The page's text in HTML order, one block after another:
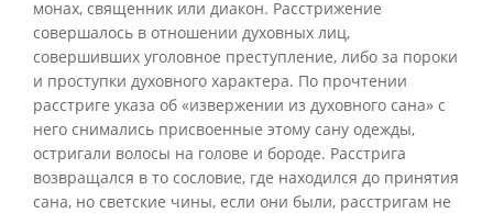
монах, священник или диакон. Расстрижение
совершалось в отношении духовных лиц,
совершивших уголовное преступление, либо за пороки
и проступки духовного характера. По прочтении
расстриге указа об «извержении из духовного сана» с
него снимались присвоенные этому сану одежды,
остригали волосы на голове и бороде. Расстрига
возвращался в то сословие, где находился до принятия
сана, но светские чины, если они были, расстригам не